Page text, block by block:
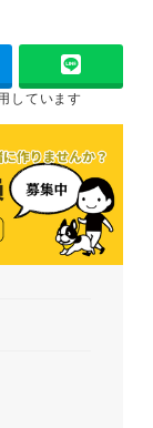
しています